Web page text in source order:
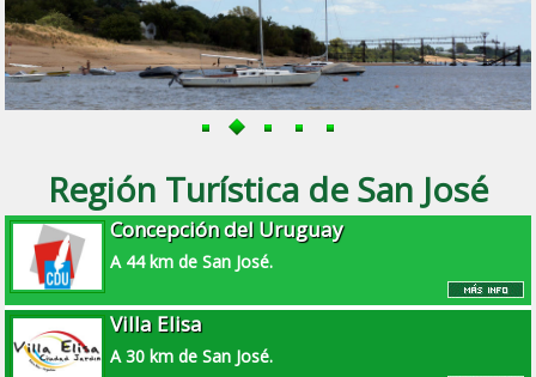
Región Turística de San José
Concepción del Uruguay
A 44 km de San José.
Villa Elisa
A 30 km de San José.